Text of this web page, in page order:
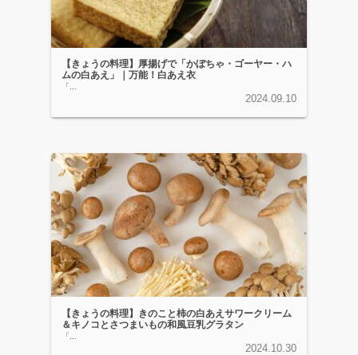
【きょうの料理】厚揚げで「かぼちゃ・ゴーヤー・ハ
ムの白あえ」｜万能！白あえ衣
「...
2024.09.10
【きょうの料理】きのこと柿の白あえサワークリーム
＆キノコとさつまいもの和風豆乳グラタン
「...
2024.10.30